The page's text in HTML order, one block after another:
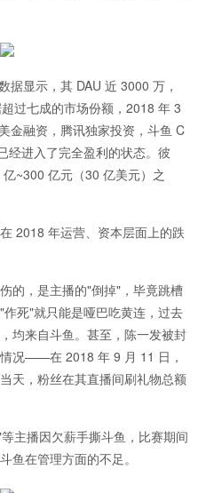
据显示，其 DAU 近 3000 万，
过七成的市场份额，2018 年 3
金融资，腾讯独家投资，斗鱼 C
经进入了完全盈利的状态。彼
~300 亿元（30 亿美元）之
2018 年运营、资本层面上的跌
的，是主播的"倒掉"，毕竟跳槽
死"就只能是哑巴吃黄连，过去
均来自斗鱼。甚至，陈一发被封
况——在 2018 年 9 月 11 日，
天，粉丝在其直播间刷礼物总额
主播因欠薪手撕斗鱼，比赛期间
鱼在管理方面的不足。